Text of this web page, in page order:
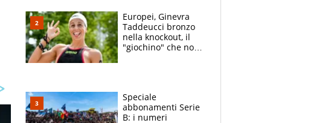
Europei, Ginevra
Taddeucci bronzo
nella knockout, il
"giochino" che non
Speciale
abbonamenti Serie
B: i numeri